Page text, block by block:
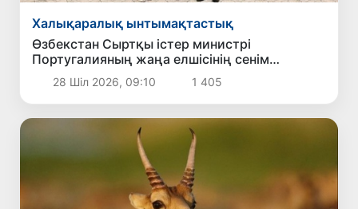
Халықаралық ынтымақтастық
Өзбекстан Сыртқы істер министрі
Португалияның жаңа елшісінің сенім
грамоталарын қабылдады
28 Шіл 2026, 09:10 1 405